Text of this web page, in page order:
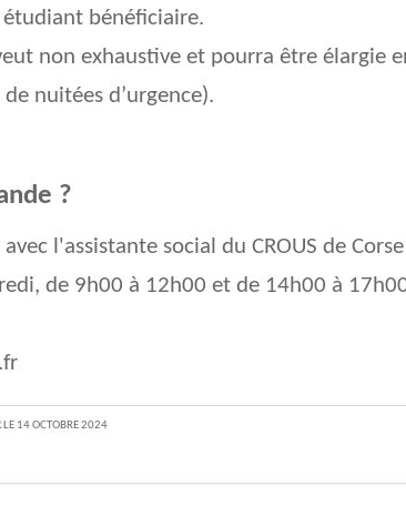
bénéficiaire.
non exhaustive et pourra être élargie
nuitées d’urgence).
?
l'assistante social du CROUS de
de 9h00 à 12h00 et de 14h00 à
LE 14 OCTOBRE 2024